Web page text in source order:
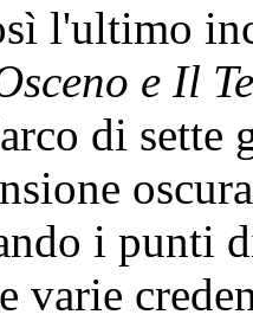
l'ultimo
e Il
di sette
i punti
varie